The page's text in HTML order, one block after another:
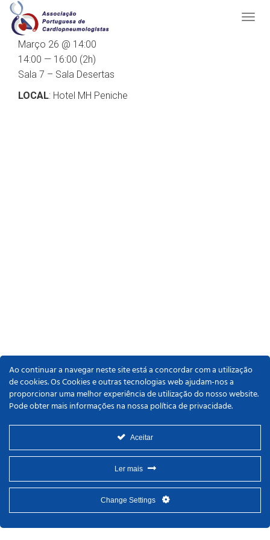
LOCAL: Hotel MH Peniche
Março 26 @ 14:00
14:00 — 16:00 (2h)
Sala 7 – Sala Desertas
Ao continuar a navegar neste site está a concordar com a utilização
de cookies. Os Cookies e outras tecnologias web ajudam-nos a
proporcionar uma melhor experiência de utilização do nosso website.
Pode obter mais informações na nossa política de privacidade.
Aceitar
Ler mais
Change Settings